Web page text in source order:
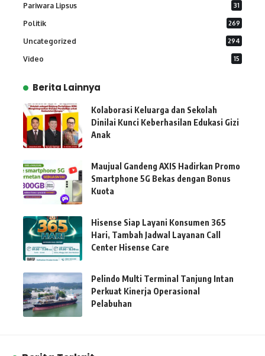
Pariwara Lipsus 31
Politik 269
Uncategorized 294
Video 15
Berita Lainnya
Kolaborasi Keluarga dan Sekolah
Dinilai Kunci Keberhasilan Edukasi Gizi
Anak
Maujual Gandeng AXIS Hadirkan Promo
Smartphone 5G Bekas dengan Bonus
Kuota
Hisense Siap Layani Konsumen 365
Hari, Tambah Jadwal Layanan Call
Center Hisense Care
Pelindo Multi Terminal Tanjung Intan
Perkuat Kinerja Operasional
Pelabuhan